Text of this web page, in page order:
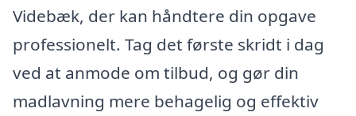
Videbæk, der kan håndtere din opgave
professionelt. Tag det første skridt i dag
ved at anmode om tilbud, og gør din
madlavning mere behagelig og effektiv